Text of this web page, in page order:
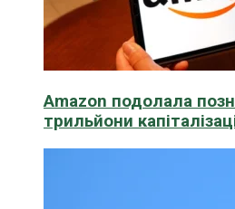
Amazon подолала
трильйони